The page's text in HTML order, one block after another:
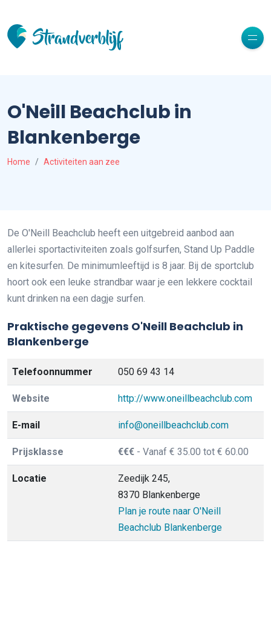
O'Neill Beachclub in
Blankenberge
Home Activiteiten aan zee
De O'Neill Beachclub heeft een uitgebreid aanbod aan
allerlei sportactiviteiten zoals golfsurfen, Stand Up Paddle
en kitesurfen. De minimumleeftijd is 8 jaar. Bij de sportclub
hoort ook een leuke strandbar waar je een lekkere cocktail
kunt drinken na een dagje surfen.
Praktische gegevens O'Neill Beachclub in
Blankenberge
Telefoonnummer 050 69 43 14
Website http://www.oneillbeachclub.com
E-mail info@oneillbeachclub.com
Prijsklasse €€€ - Vanaf € 35.00 tot € 60.00
Locatie
Zeedijk 245,
8370 Blankenberge
Plan je route naar O'Neill
Beachclub Blankenberge